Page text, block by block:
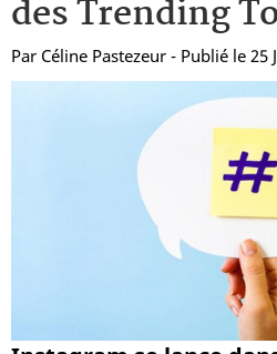
des Trending
Par Céline Pastezeur - Publié le 25